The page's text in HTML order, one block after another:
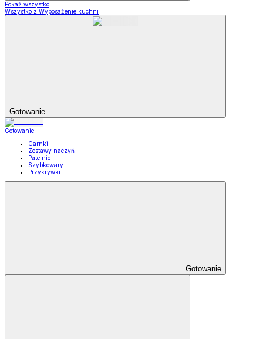
Pokaż wszystko
Wszystko z Wyposażenie kuchni
Gotowanie
Gotowanie
Garnki
Zestawy naczyń
Patelnie
Szybkowary
Przykrywki
Gotowanie